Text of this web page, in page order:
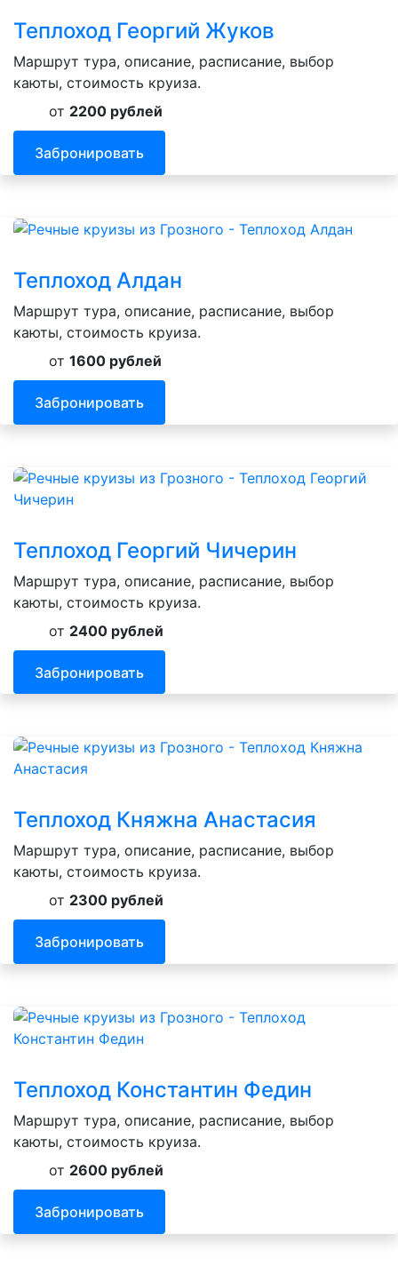
Теплоход Георгий Жуков
Маршрут тура, описание, расписание, выбор
каюты, стоимость круиза.
от 2200 рублей
Забронировать
Теплоход Алдан
Маршрут тура, описание, расписание, выбор
каюты, стоимость круиза.
от 1600 рублей
Забронировать
Теплоход Георгий Чичерин
Маршрут тура, описание, расписание, выбор
каюты, стоимость круиза.
от 2400 рублей
Забронировать
Теплоход Княжна Анастасия
Маршрут тура, описание, расписание, выбор
каюты, стоимость круиза.
от 2300 рублей
Забронировать
Теплоход Константин Федин
Маршрут тура, описание, расписание, выбор
каюты, стоимость круиза.
от 2600 рублей
Забронировать